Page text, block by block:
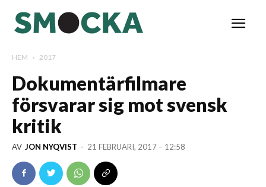
HEM 2017
Dokumentärfilmare
försvarar sig mot svensk
kritik
AV JON NYQVIST - 21 FEBRUARI, 2017 – 12:58